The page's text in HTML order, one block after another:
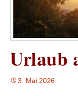
Urlaub
3. Mai 2026